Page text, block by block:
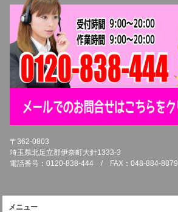
〒362-0803
埼玉県北足立郡伊奈町大針1333-3
電話番号：0120-838-444 / FAX：048-884-8879
メニュー